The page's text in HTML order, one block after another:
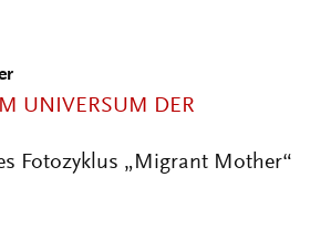
UNIVERSUM DER
Fotozyklus „Migrant Mother“